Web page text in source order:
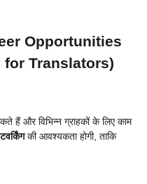
Opportunities
for Translators)
हैं और विभिन्न ग्राहकों के लिए काम
की आवश्यकता होगी, ताकि